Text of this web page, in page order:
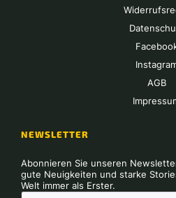
AGB
NEWSLETTER
Abonnieren Sie unseren
gute Neuigkeiten und starke
Welt immer als Erster.